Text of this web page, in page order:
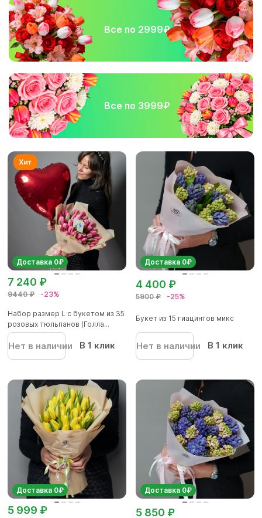
Все по 2999₽
Все по 3999₽
Доставка 0₽
9440 ₽ -23%
7 240 ₽
Набор размер L с букетом из 35
розовых тюльпанов (Голла...
Нет в наличии В 1 клик
Доставка 0₽
5900 ₽ -25%
4 400 ₽
Букет из 15 гиацинтов микс
Нет в наличии В 1 клик
Доставка 0₽
5 999 ₽
Доставка 0₽
5 850 ₽